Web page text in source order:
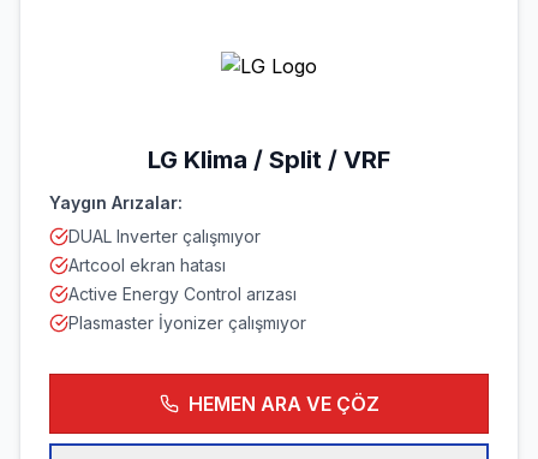
LG Klima / Split / VRF
Yaygın Arızalar:
DUAL Inverter çalışmıyor
Artcool ekran hatası
Active Energy Control arızası
Plasmaster İyonizer çalışmıyor
HEMEN ARA VE ÇÖZ